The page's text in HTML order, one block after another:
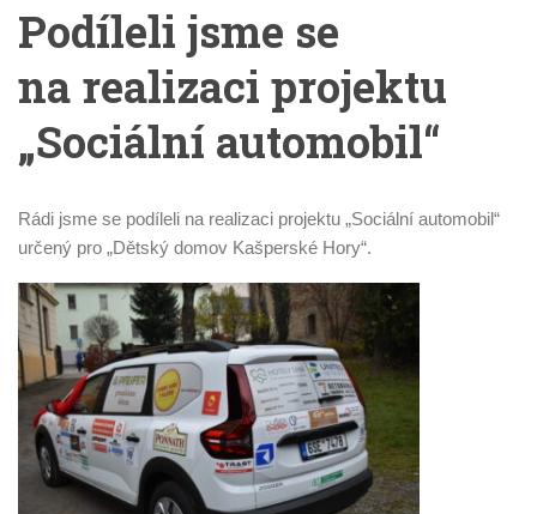
Podíleli jsme se
na realizaci projektu
„Sociální automobil“
Rádi jsme se podíleli na realizaci projektu „Sociální automobil“
určený pro „Dětský domov Kašperské Hory“.